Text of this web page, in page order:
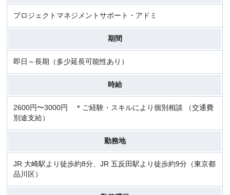
プロジェクトマネジメントサポート・アドミ
期間
即日～長期（多少延長可能性あり）
時給
2600円〜3000円 ＊ご経験・スキルにより個別相談 （交通費
別途支給）
勤務地
JR 大崎駅より徒歩約8分、JR 五反田駅より徒歩約9分（東京都
品川区）